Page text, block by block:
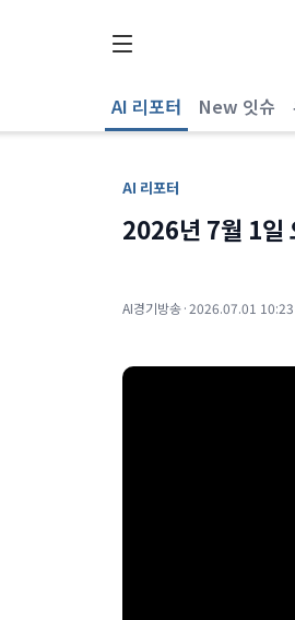
AI 리포터 New 잇슈
AI 리포터
2026년 7월 1일
AI경기방송·2026.07.01 10:23